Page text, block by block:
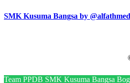
SMK Kusuma Bangsa by
Team PPDB SMK Kusuma Bangsa